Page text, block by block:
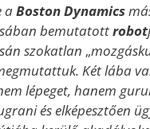
aBoston Dynamics
bemutatottrobot
szokatlan „
Két lába
lépeget, hanem
és elképesztően